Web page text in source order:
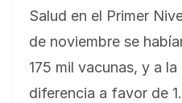
Salud en el Primer
de noviembre se
175 mil vacunas, y a
diferencia a favor de